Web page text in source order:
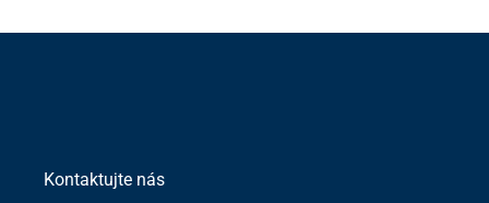
Kontaktujte nás